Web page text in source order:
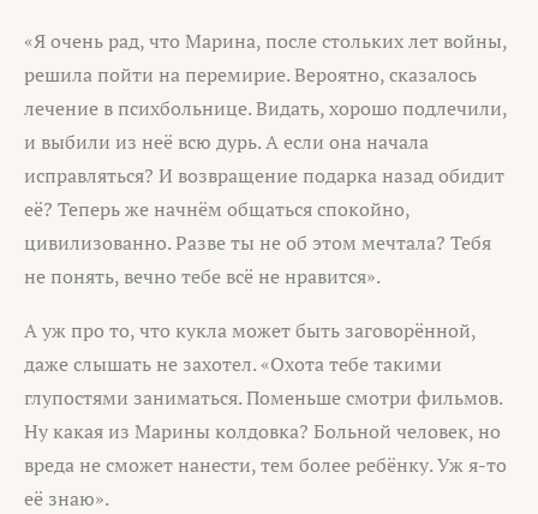
«Я очень рад, что Марина, после стольких лет войны,
решила пойти на перемирие. Вероятно, сказалось
лечение в психбольнице. Видать, хорошо подлечили,
и выбили из неё всю дурь. А если она начала
исправляться? И возвращение подарка назад обидит
её? Теперь же начнём общаться спокойно,
цивилизованно. Разве ты не об этом мечтала? Тебя
не понять, вечно тебе всё не нравится».
А уж про то, что кукла может быть заговорённой,
даже слышать не захотел. «Охота тебе такими
глупостями заниматься. Поменьше смотри фильмов.
Ну какая из Марины колдовка? Больной человек, но
вреда не сможет нанести, тем более ребёнку. Уж я-то
её знаю».